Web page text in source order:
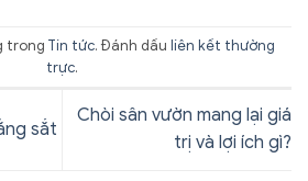
trong Tin tức. Đánh dấu liên kết thường
trực.
sắt
Chòi sân vườn mang lại giá
trị và lợi ích gì?